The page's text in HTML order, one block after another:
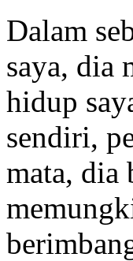
Dalam
saya, dia
hidup
sendiri,
mata, dia